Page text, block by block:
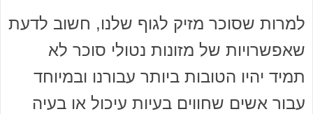
למרות שסוכר מזיק לגוף שלנו, חשוב לדעת
שאפשרויות של מזונות נטולי סוכר לא
תמיד יהיו הטובות ביותר עבורנו ובמיוחד
עבור אשים שחווים בעיות עיכול או בעיה